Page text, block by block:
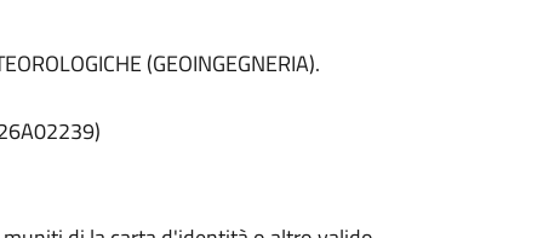
(GEOINGEGNERIA).